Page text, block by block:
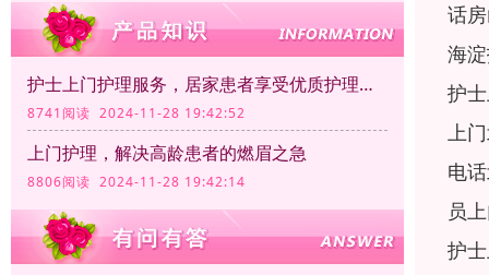
护士上门护理服务，居家患者享受优质护理服务
8741阅读 2024-11-28 19:42:52
上门护理，解决高龄患者的燃眉之急
8806阅读 2024-11-28 19:42:14
话
海
护
上
电
员
护